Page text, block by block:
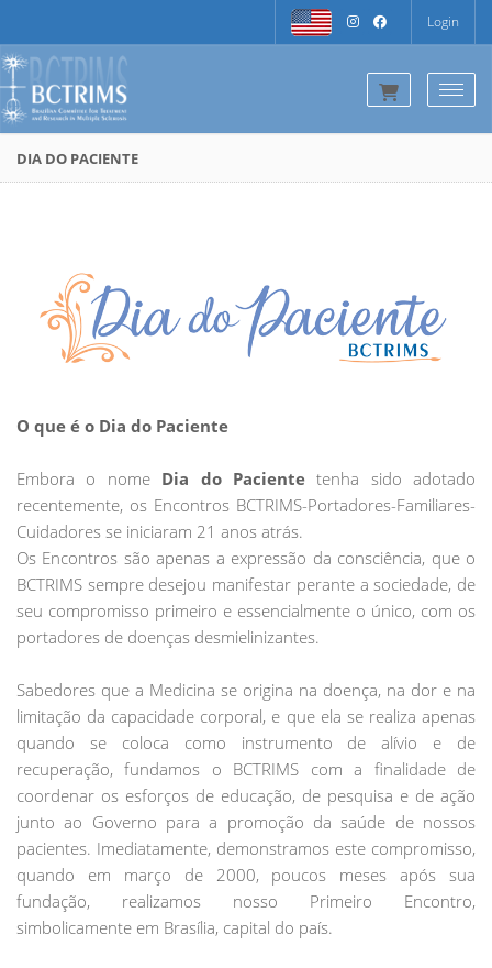
Login
DIA DO PACIENTE
O que é o Dia do Paciente
Embora o nome Dia do Pacientetenha sido adotado
recentemente, os Encontros BCTRIMS-Portadores-Familiares-
Cuidadores se iniciaram 21 anos atrás.
Os Encontros são apenas a expressão da consciência, que o
BCTRIMS sempre desejou manifestar perante a sociedade, de
seu compromisso primeiro e essencialmente o único, com os
portadores de doenças desmielinizantes.
Sabedores que a Medicina se origina na doença, na dor e na
limitação da capacidade corporal, e que ela se realiza apenas
quando se coloca como instrumento de alívio e de
recuperação, fundamos o BCTRIMS com a finalidade de
coordenar os esforços de educação, de pesquisa e de ação
junto ao Governo para a promoção da saúde de nossos
pacientes. Imediatamente, demonstramos este compromisso,
quando em março de 2000, poucos meses após sua
fundação, realizamos nosso Primeiro Encontro,
simbolicamente em Brasília, capital do país.